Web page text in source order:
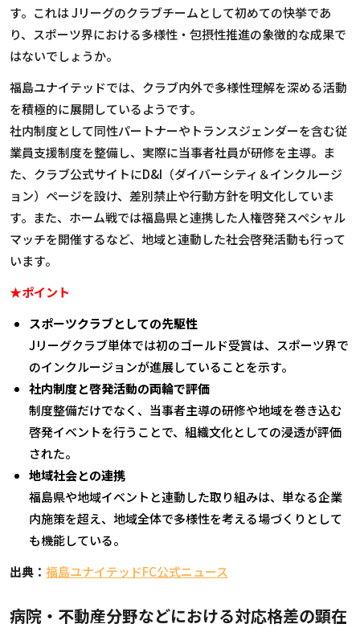
す。これはJリーグのクラブチームとして初めての快挙であ
り、スポーツ界における多様性・包摂性推進の象徴的な成果で
はないでしょうか。
福島ユナイテッドでは、クラブ内外で多様性理解を深める活動
を積極的に展開しているようです。
社内制度として同性パートナーやトランスジェンダーを含む従
業員支援制度を整備し、実際に当事者社員が研修を主導。ま
た、クラブ公式サイトにD&I （ダイバーシティ＆インクルージ
ョン）ページを設け、差別禁止や行動方針を明文化していま
す。また、ホーム戦では福島県と連携した人権啓発スペシャル
マッチを開催するなど、地域と連動した社会啓発活動も行って
います。
★ポイント
スポーツクラブとしての先駆性
Jリーグクラブ単体では初のゴールド受賞は、スポーツ界で
のインクルージョンが進展していることを示す。
社内制度と啓発活動の両輪で評価
制度整備だけでなく、当事者主導の研修や地域を巻き込む
啓発イベントを行うことで、組織文化としての浸透が評価
された。
地域社会との連携
福島県や地域イベントと連動した取り組みは、単なる企業
内施策を超え、地域全体で多様性を考える場づくりとして
も機能している。
出典： 福島ユナイテッドFC公式ニュース
病院・不動産分野などにおける対応格差の顕在